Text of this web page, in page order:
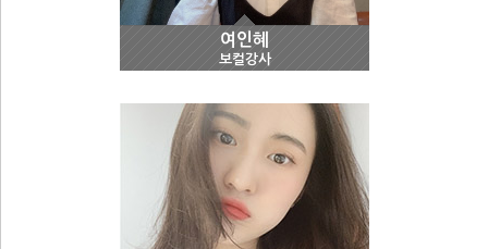
여인혜
보컬강사